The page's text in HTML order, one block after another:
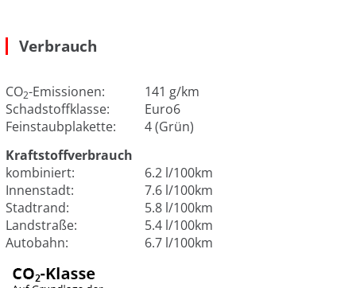
Verbrauch
CO2-Emissionen:
141 g/km
Schadstoffklasse:
Euro6
Feinstaubplakette:
4 (Grün)
Kraftstoffverbrauch
kombiniert:
6.2 l/100km
Innenstadt:
7.6 l/100km
Stadtrand:
5.8 l/100km
Landstraße:
5.4 l/100km
Autobahn:
6.7 l/100km